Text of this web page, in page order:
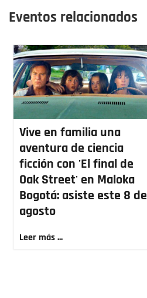
Eventos relacionados
Vive en familia una
aventura de ciencia
ficción con 'El final de
Oak Street' en Maloka
Bogotá: asiste este 8 de
agosto
Leer más ...